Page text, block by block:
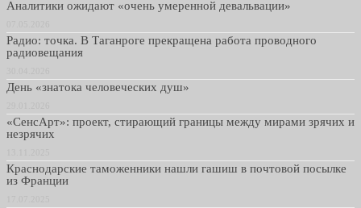
Аналитики ожидают «очень умеренной девальвации»
Радио: точка. В Таганроге прекращена работа проводного
радиовещания
День «знатока человеческих душ»
«СенсАрт»: проект, стирающий границы между мирами зрячих и
незрячих
Краснодарские таможенники нашли гашиш в почтовой посылке
из Франции